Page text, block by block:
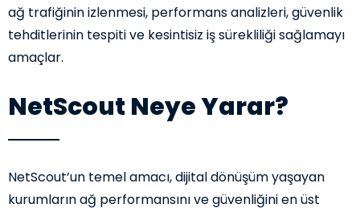
ağ trafiğinin izlenmesi, performans analizleri, güvenlik
tehditlerinin tespiti ve kesintisiz iş sürekliliği sağlamayı
amaçlar.
NetScout Neye Yarar?
NetScout’un temel amacı, dijital dönüşüm yaşayan
kurumların ağ performansını ve güvenliğini en üst